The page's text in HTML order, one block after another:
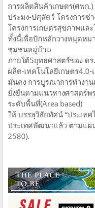
การผลิตสินค้าเกษตร(ศพก
ประมง-ปศุสัตว์ โครงการช่
โครงการเกษตรสุขภาพแล
ทั้งนี้เพื่อปักหลักวางหมุดห
ชุมชนหมู่บ้าน
ภายใต้5ยุทธศาสตร์ของ ด
ผลิต-เทคโนโลยีเกษตร
มั่นคง การบูรณาการทำงา
ยั่งยืนตามแนวทางศาสตร์พ
ระดับพื้นที่(Area based)
ให้ บรรลุวิสัยทัศน์ “ประเท
ประเทศพัฒนาแล้ว ตามแผ
2580).